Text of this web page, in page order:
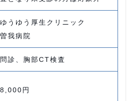
ゆうゆう厚生クリニック
曽我病院
問診、胸部CT検査
8,000円